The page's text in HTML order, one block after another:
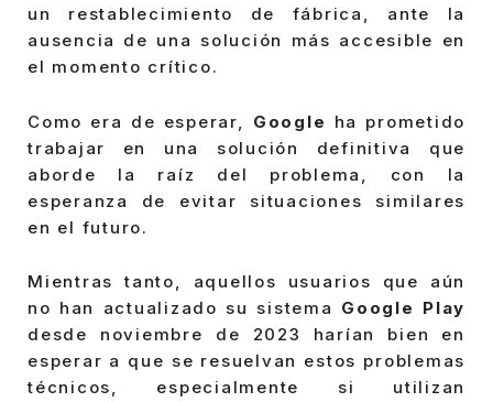
un restablecimiento de fábrica, ante la
ausencia de una solución más accesible en
el momento crítico.
Como era de esperar, Google ha prometido
trabajar en una solución definitiva que
aborde la raíz del problema, con la
esperanza de evitar situaciones similares
en el futuro.
Mientras tanto, aquellos usuarios que aún
no han actualizado su sistema Google Play
desde noviembre de 2023 harían bien en
esperar a que se resuelvan estos problemas
técnicos, especialmente si utilizan